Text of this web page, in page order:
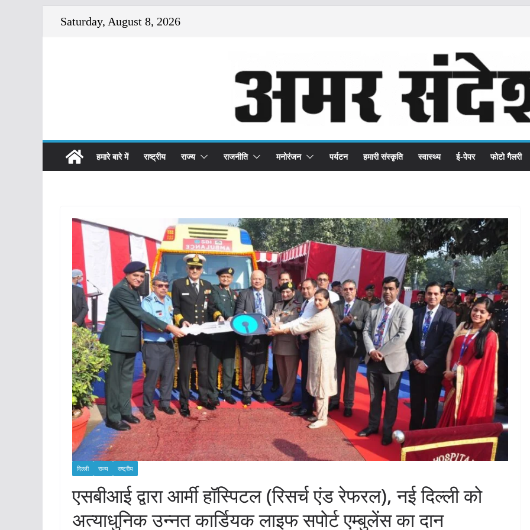
Saturday, August 8, 2026
हमारे बारे में राष्ट्रीय राज्य राजनीति मनोरंजन पर्यटन हमारी संस्कृति स्वास्थ्य ई-पेपर फोटो गैलरी
दिल्ली राज्य राष्ट्रीय
एसबीआई द्वारा आर्मी हॉस्पिटल (रिसर्च एंड रेफरल), नई दिल्ली को
अत्याधुनिक उन्नत कार्डियक लाइफ सपोर्ट एम्बुलेंस का दान